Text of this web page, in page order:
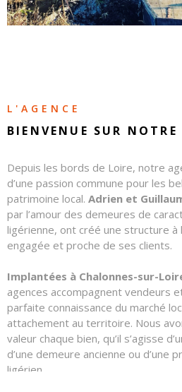
L'AGENCE
BIENVENUE SUR NOTRE
Depuis les bords de Loire, notre
d’une passion commune pour les
patrimoine local. Adrien et
par l’amour des demeures de
ligérienne, ont créé une structure à
engagée et proche de ses clients.
Implantées à Chalonnes-sur-
agences accompagnent vendeurs
parfaite connaissance du marché
attachement au territoire. Nous
valeur chaque bien, qu’il s’agisse
d’une demeure ancienne ou d’une
ligérien.